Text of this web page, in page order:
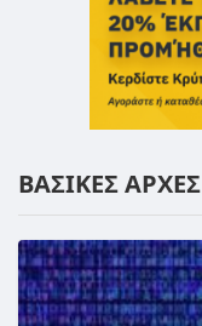
ΒΑΣΙΚΕΣ ΑΡΧΕΣ